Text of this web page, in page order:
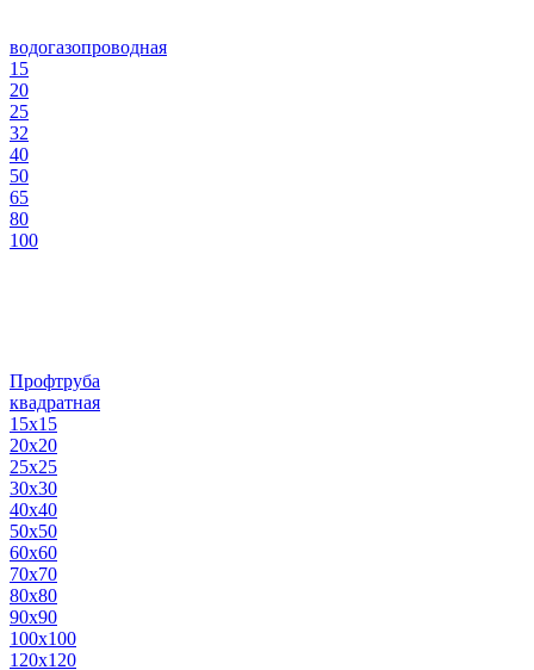
водогазопроводная
15
20
25
32
40
50
65
80
100
Профтруба
квадратная
15х15
20х20
25х25
30х30
40х40
50х50
60х60
70х70
80х80
90х90
100х100
120х120